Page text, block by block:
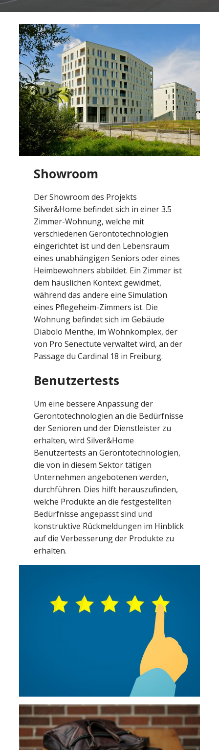
Showroom
Der Showroom des Projekts
Silver&Home befindet sich in einer 3.5
Zimmer-Wohnung, welche mit
verschiedenen Gerontotechnologien
eingerichtet ist und den Lebensraum
eines unabhängigen Seniors oder eines
Heimbewohners abbildet. Ein Zimmer ist
dem häuslichen Kontext gewidmet,
während das andere eine Simulation
eines Pflegeheim-Zimmers ist. Die
Wohnung befindet sich im Gebäude
Diabolo Menthe, im Wohnkomplex, der
von Pro Senectute verwaltet wird, an der
Passage du Cardinal 18 in Freiburg.
Benutzertests
Um eine bessere Anpassung der
Gerontotechnologien an die Bedürfnisse
der Senioren und der Dienstleister zu
erhalten, wird Silver&Home
Benutzertests an Gerontotechnologien,
die von in diesem Sektor tätigen
Unternehmen angebotenen werden,
durchführen. Dies hilft herauszufinden,
welche Produkte an die festgestellten
Bedürfnisse angepasst sind und
konstruktive Rückmeldungen im Hinblick
auf die Verbesserung der Produkte zu
erhalten.